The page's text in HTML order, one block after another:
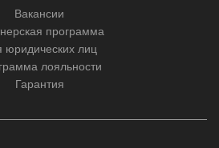
Вакансии
программа
юридических лиц
лояльности
Гарантия